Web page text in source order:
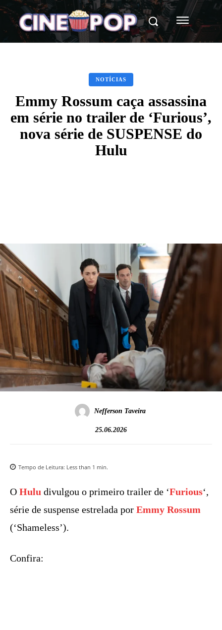
NOTÍCIAS
Emmy Rossum caça assassina
em série no trailer de ‘Furious’,
nova série de SUSPENSE do
Hulu
Nefferson Taveira
25.06.2026
Tempo de Leitura: Less than 1 min.
O Hulu divulgou o primeiro trailer de ‘Furious‘,
série de suspense estrelada por Emmy Rossum
(‘Shameless’).
Confira: